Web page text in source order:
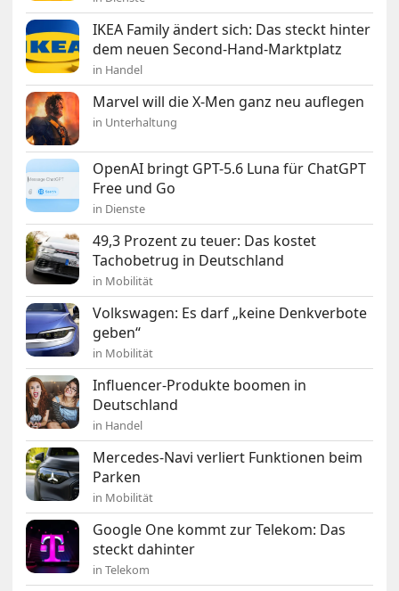
IKEA Family ändert sich: Das steckt hinter
dem neuen Second-Hand-Marktplatz
in Handel
Marvel will die X-Men ganz neu auflegen
in Unterhaltung
OpenAI bringt GPT-5.6 Luna für ChatGPT
Free und Go
in Dienste
49,3 Prozent zu teuer: Das kostet
Tachobetrug in Deutschland
in Mobilität
Volkswagen: Es darf „keine Denkverbote
geben“
in Mobilität
Influencer-Produkte boomen in
Deutschland
in Handel
Mercedes-Navi verliert Funktionen beim
Parken
in Mobilität
Google One kommt zur Telekom: Das
steckt dahinter
in Telekom